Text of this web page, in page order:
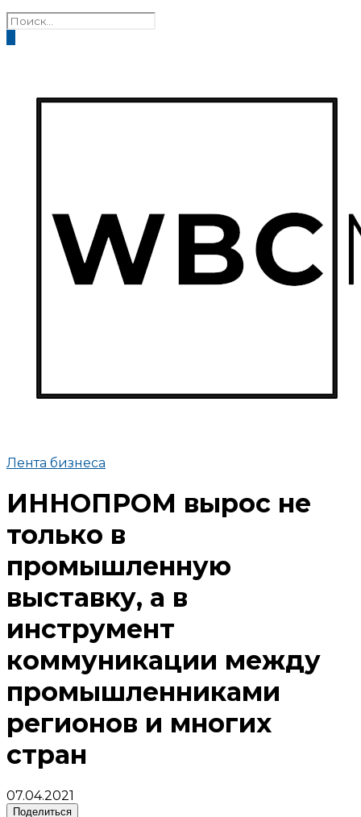
Лента бизнеса
ИННОПРОМ вырос не
только в
промышленную
выставку, а в
инструмент
коммуникации между
промышленниками
регионов и многих
стран
07.04.2021
Поделиться